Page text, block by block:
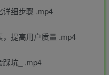
详细步骤 .mp4
提高用户质量 .mp4
踩坑_ .mp4